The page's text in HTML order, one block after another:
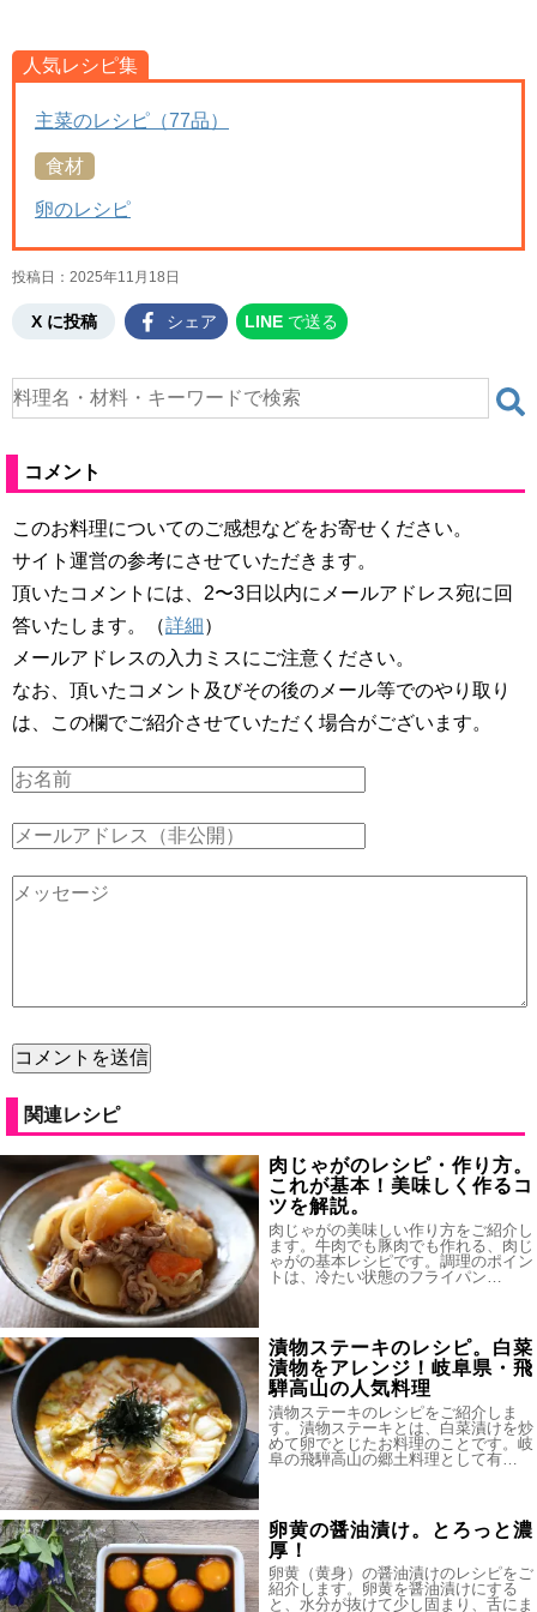
人気レシピ集
主菜のレシピ（77品）
食材
卵のレシピ
投稿日： 2025年11月18日
X に投稿 シェア LINE で送る
コメント
このお料理についてのご感想などをお寄せください。
サイト運営の参考にさせていただきます。
頂いたコメントには、2〜3日以内にメールアドレス宛に回
答いたします。（詳細）
メールアドレスの入力ミスにご注意ください。
なお、頂いたコメント及びその後のメール等でのやり取り
は、この欄でご紹介させていただく場合がございます。
関連レシピ
肉じゃがのレシピ・作り方。
これが基本！美味しく作るコ
ツを解説。
肉じゃがの美味しい作り方をご紹介し
ます。牛肉でも豚肉でも作れる、肉じ
ゃがの基本レシピです。調理のポイン
トは、冷たい状態のフライパン…
漬物ステーキのレシピ。白菜
漬物をアレンジ！岐阜県・飛
騨高山の人気料理
漬物ステーキのレシピをご紹介しま
す。漬物ステーキとは、白菜漬けを炒
めて卵でとじたお料理のことです。岐
阜の飛騨高山の郷土料理として有…
卵黄の醤油漬け。とろっと濃
厚！
卵黄（黄身）の醤油漬けのレシピをご
紹介します。卵黄を醤油漬けにする
と、水分が抜けて少し固まり、舌にま